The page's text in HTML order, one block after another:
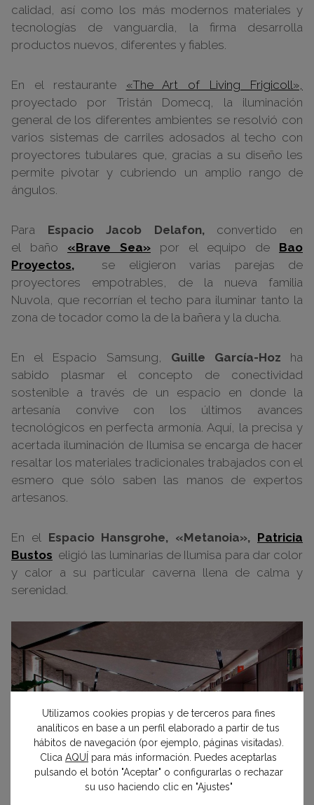
calidad, así como los más modernos materiales y
tecnologías de vanguardia, la firma desarrolla
productos nuevos, diferentes y fiables.
En el restaurante «The Art of Living Frigicoll»,
proyectado por Tristán Domecq, la iluminación
general de los diferentes ambientes se resolvió con
varios sistemas de carriles adosados al techo con
proyectores tubulares que, gracias a su diseño les
permite pivotar y cubriendo un amplio rango de
ángulos.
Para Espacio Jacob Delafon,convertido en
el baño «Brave Sea» por el equipo de Bao
Proyectos, se eligieron varias parejas de
proyectores empotrables, de la nueva familia
Nuvola, que recorrían el techo para iluminar tanto la
zona de tocador como la de la bañera y la ducha.
En el Espacio Samsung, Guille García-Hoz ha
sabido plasmar el concepto de conectividad
sostenible a través de un espacio en donde la
artesanía convive con los últimos avances
tecnológicos en perfecta armonía. Aquí, la precisa y
acertada iluminación de Ilumisa se encarga de hacer
resaltar los materiales tradicionales trabajados con el
esmero que sólo saben las manos de expertos
artesanos.
En el Espacio Hansgrohe, «Metanoia», Patricia
Bustos eligió las luminarias de Ilumisa para dar color
y calor a su particular caverna llena de calma y
serenidad.
Utilizamos cookies propias y de terceros para fines
analíticos en base a un perfil elaborado a partir de tus
hábitos de navegación (por ejemplo, páginas visitadas).
Clica AQUÍ para más información. Puedes aceptarlas
pulsando el botón "Aceptar" o configurarlas o rechazar
su uso haciendo clic en "Ajustes"